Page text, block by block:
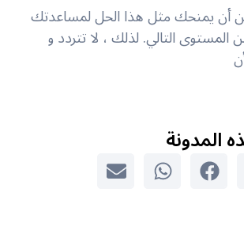
أن يمنحك مثل هذا الحل لمساعدتك
التالي. لذلك ، لا تتردد و
المدونة